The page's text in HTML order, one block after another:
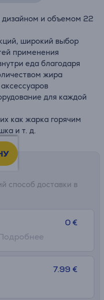
и объемом 22
широкий выбор
применения
еда благодаря
жира
для каждой
как жарка горячим
и т. д.
способ доставки в
0 €
7.99 €